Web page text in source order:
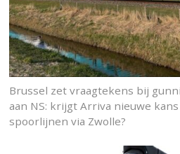
Brussel zet vraagtekens bij
aan NS: krijgt Arriva nieuwe
spoorlijnen via Zwolle?